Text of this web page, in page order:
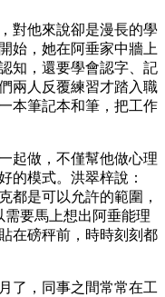
對他來說卻是漫長的學
始，她在阿垂家中牆上
知，還要學會認字、記
兩人反覆練習才踏入職
本筆記本和筆，把工作
起做，不僅幫他做心理
的模式。洪翠梓說：
都是可以允許的範圍，
需要馬上想出阿垂能理
在磅秤前，時時刻刻都
了，同事之間常常在工